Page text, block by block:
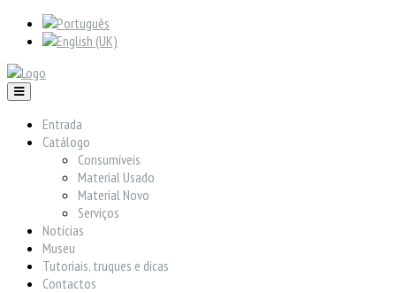
Entrada
Catálogo
Consumíveis
Material Usado
Material Novo
Serviços
Notícias
Museu
Tutoriais, truques e dicas
Contactos